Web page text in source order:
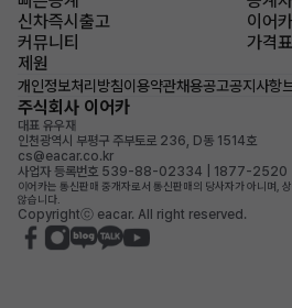
신차즉시출고
이어
커뮤니티
가격표
제원
개인정보처리방침이용약관채용공고공지사항
주식회사 이어카
대표 유우재
인천광역시 부평구 주부토로 236, D동 1514호
cs@eacar.co.kr
사업자 등록번호 539-88-02334 | 1877-2520
이어카는 통신판매 중개자로서 통신판매의 당사자가 아니며,
않습니다.
Copyrightⓒ eacar. All right reserved.